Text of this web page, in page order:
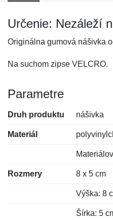
Určenie: Nezáleží
Originálna gumová nášivka
Na suchom zipse VELCRO.
Parametre
Druh produktu nášivka
Materiál
Rozmery 8 x 5 cm
Výška: 8
Šírka: 5